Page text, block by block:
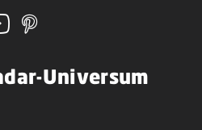
Universum